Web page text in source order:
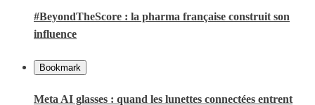
#BeyondTheScore : la pharma française construit son
influence
Bookmark
Meta AI glasses : quand les lunettes connectées entrent